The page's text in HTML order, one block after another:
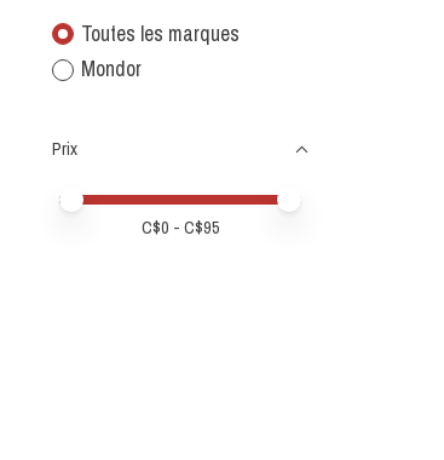
Toutes les marques
Mondor
Prix
Prix minimum
Price maximum value
C$0 - C$95